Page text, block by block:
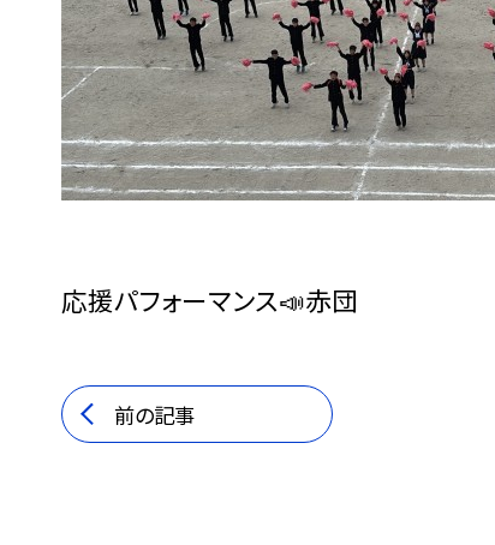
応援パフォーマンス📣赤団
前の記事